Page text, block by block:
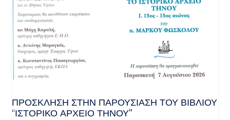
ΠΡΌΣΚΛΗΣΗ ΣΤΗΝ ΠΑΡΟΥΣΊΑΣΗ ΤΟΥ ΒΙΒΛΊΟΥ
“ΙΣΤΟΡΙΚΌ ΑΡΧΕΊΟ ΤΉΝΟΥ”